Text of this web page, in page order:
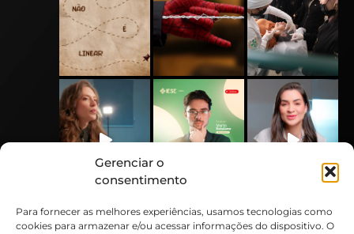
Gerenciar o
consentimento
Para fornecer as melhores experiências, usamos tecnologias como
cookies para armazenar e/ou acessar informações do dispositivo. O